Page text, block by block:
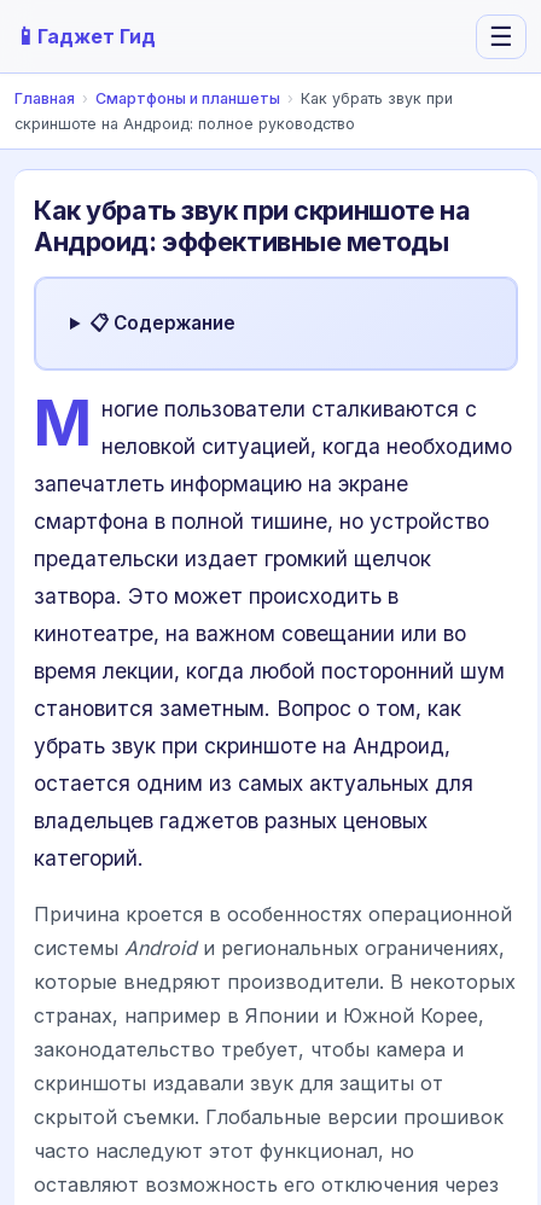
📱 Гаджет Гид ☰
Главная › Смартфоны и планшеты › Как убрать звук при
скриншоте на Андроид: полное руководство
Как убрать звук при скриншоте на
Андроид: эффективные методы
📋 Содержание
М ногие пользователи сталкиваются с
неловкой ситуацией, когда необходимо
запечатлеть информацию на экране
смартфона в полной тишине, но устройство
предательски издает громкий щелчок
затвора. Это может происходить в
кинотеатре, на важном совещании или во
время лекции, когда любой посторонний шум
становится заметным. Вопрос о том, как
убрать звук при скриншоте на Андроид,
остается одним из самых актуальных для
владельцев гаджетов разных ценовых
категорий.
Причина кроется в особенностях операционной
системы Androidи региональных ограничениях,
которые внедряют производители. В некоторых
странах, например в Японии и Южной Корее,
законодательство требует, чтобы камера и
скриншоты издавали звук для защиты от
скрытой съемки. Глобальные версии прошивок
часто наследуют этот функционал, но
оставляют возможность его отключения через